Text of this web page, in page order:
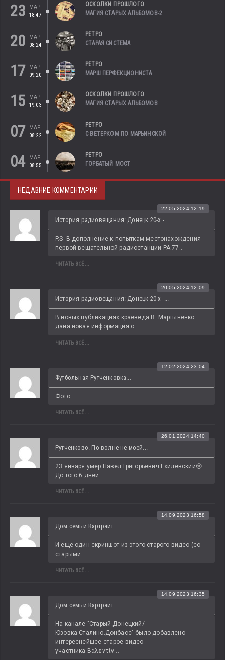
23
МАР
18:47
ОСКОЛКИ ПРОШЛОГО
МАГИЯ СТАРЫХ АЛЬБОМОВ-2
20
МАР
08:24
РЕТРО
СТАРАЯ СИСТЕМА
17
МАР
09:20
РЕТРО
МАРШ ПЕРФЕКЦИОНИСТА
15
МАР
19:03
ОСКОЛКИ ПРОШЛОГО
МАГИЯ СТАРЫХ АЛЬБОМОВ
07
МАР
08:22
РЕТРО
С ВЕТЕРКОМ ПО МАРЬИНСКОЙ
04
МАР
08:55
РЕТРО
ГОРБАТЫЙ МОСТ
НЕДАВНИЕ КОММЕНТАРИИ
История радиовещания: Донецк 20-х -...
22.05.2024 12:19
P.S. В дополнение к попыткам местонахождения
первой вещательной радиостанции РА-77...
ЧИТАТЬ ВСЁ...
История радиовещания: Донецк 20-х -...
20.05.2024 12:09
В новых публикациях краеведа В. Мартыненко
дана новая информация о...
ЧИТАТЬ ВСЁ...
Футбольная Рутченковка...
12.02.2024 23:04
Фото:...
ЧИТАТЬ ВСЁ...
Рутченково. По волне не моей...
26.01.2024 14:40
23 января умер Павел Григорьевич Ехилевский😢
До того 6 дней...
ЧИТАТЬ ВСЁ...
Дом семьи Картрайт...
14.09.2023 16:58
И еще один скриншот из этого старого видео (со
старыми...
ЧИТАТЬ ВСЁ...
Дом семьи Картрайт...
14.09.2023 16:35
На канале "Старый Донецкий/
Юзовка.Сталино.Донбасс" было добавлено
интереснейшее старое видео
участника Βαλεντίν...